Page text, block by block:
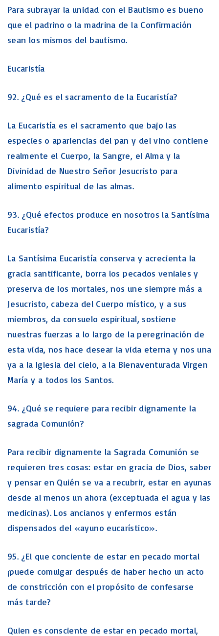
Para subrayar la unidad con el Bautismo es bueno
que el padrino o la madrina de la Confirmación
sean los mismos del bautismo.
Eucaristía
92. ¿Qué es el sacramento de la Eucaristía?
La Eucaristía es el sacramento que bajo las
especies o apariencias del pan y del vino contiene
realmente el Cuerpo, la Sangre, el Alma y la
Divinidad de Nuestro Señor Jesucristo para
alimento espiritual de las almas.
93. ¿Qué efectos produce en nosotros la Santísima
Eucaristía?
La Santísima Eucaristía conserva y acrecienta la
gracia santificante, borra los pecados veniales y
preserva de los mortales, nos une siempre más a
Jesucristo, cabeza del Cuerpo místico, y a sus
miembros, da consuelo espiritual, sostiene
nuestras fuerzas a lo largo de la peregrinación de
esta vida, nos hace desear la vida eterna y nos una
ya a la Iglesia del cielo, a la Bienaventurada Virgen
María y a todos los Santos.
94. ¿Qué se requiere para recibir dignamente la
sagrada Comunión?
Para recibir dignamente la Sagrada Comunión se
requieren tres cosas: estar en gracia de Dios, saber
y pensar en Quién se va a recubrir, estar en ayunas
desde al menos un ahora (exceptuada el agua y las
medicinas). Los ancianos y enfermos están
dispensados del «ayuno eucarístico».
95. ¿El que conciente de estar en pecado mortal
¡puede comulgar después de haber hecho un acto
de constricción con el propósito de confesarse
más tarde?
Quien es consciente de estar en pecado mortal,